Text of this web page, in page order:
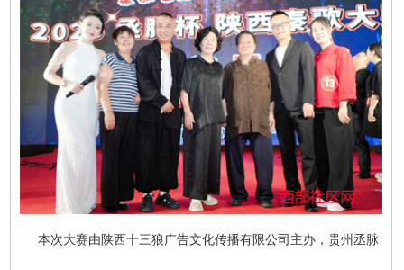
本次大赛由陕西十三狼广告文化传播有限公司主办，贵州丞脉